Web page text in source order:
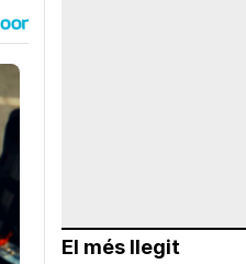
El més llegit